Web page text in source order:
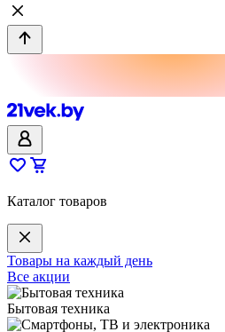
Каталог товаров
Товары на каждый день
Все акции
Бытовая техника